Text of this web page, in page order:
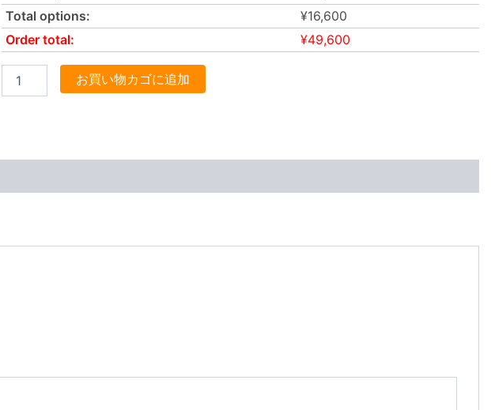
Total options:
¥16,600
Order total:
¥49,600
お買い物カゴに追加